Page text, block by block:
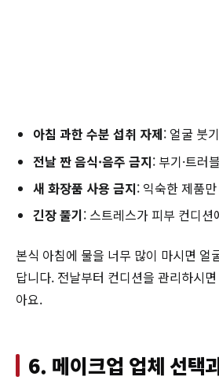
아침 과한 수분 섭취 자제: 얼굴 붓
전날 짠 음식·음주 금지: 부기·트러
새 화장품 사용 금지: 익숙한 제품만
긴장 풀기: 스트레스가 피부 컨디션
본식 아침에 물을 너무 많이 마시면 얼
답니다. 전날부터 컨디션을 관리하시
아요.
6. 메이크업 업체 선택